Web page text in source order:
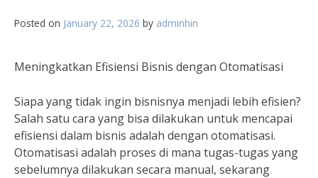
Posted on January 22, 2026 by adminhin
Meningkatkan Efisiensi Bisnis dengan Otomatisasi
Siapa yang tidak ingin bisnisnya menjadi lebih efisien?
Salah satu cara yang bisa dilakukan untuk mencapai
efisiensi dalam bisnis adalah dengan otomatisasi.
Otomatisasi adalah proses di mana tugas-tugas yang
sebelumnya dilakukan secara manual, sekarang